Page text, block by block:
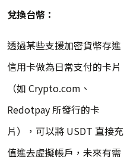
兌換台幣：
透過某些支援加密貨幣存進
信用卡做為日常支付的卡片
（如 Crypto.com、
Redotpay 所發行的卡
片），可以將 USDT 直接充
值進去虛擬帳戶，未來有需